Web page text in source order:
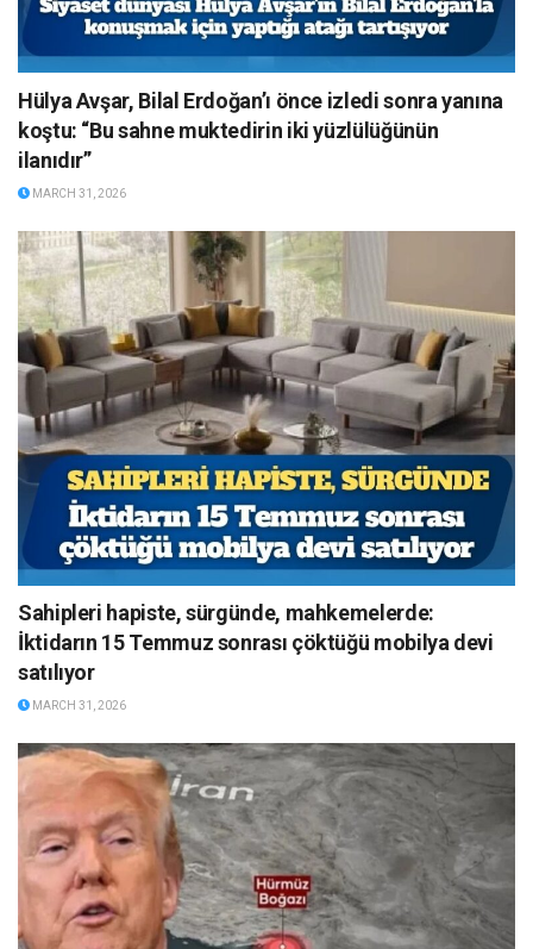
Hülya Avşar, Bilal Erdoğan’ı önce izledi sonra yanına
koştu: “Bu sahne muktedirin iki yüzlülüğünün
ilanıdır”
MARCH 31, 2026
Sahipleri hapiste, sürgünde, mahkemelerde:
İktidarın 15 Temmuz sonrası çöktüğü mobilya devi
satılıyor
MARCH 31, 2026